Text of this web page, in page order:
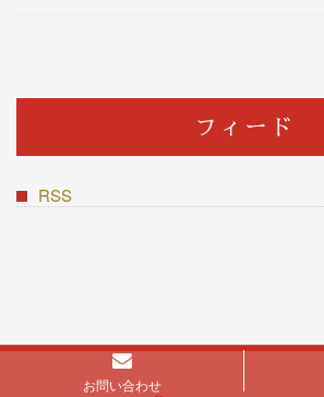
フィード
RSS
お問い合わせ